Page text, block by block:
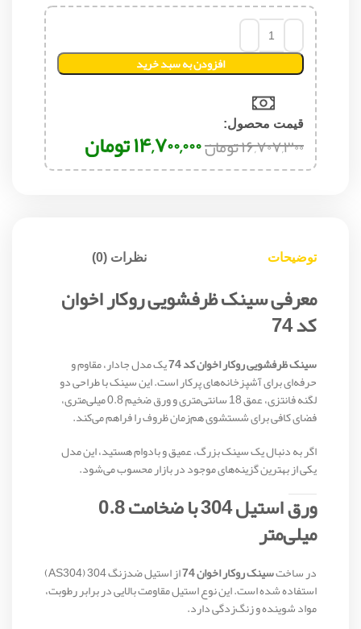
افزودن به سبد خرید
قیمت محصول:​
۱۶,۷۰۷,۳۰۰تومان۱۴,۷۰۰,۰۰۰تومان
توضیحات نظرات (0)
معرفی سینک ظرفشویی روکار اخوان
کد 74
سینک ظرفشویی روکار اخوان کد 74 یک مدل جادار، مقاوم و
حرفه‌ای برای آشپزخانه‌های پرکار است. این سینک با طراحی دو
لگنه فانتزی، عمق 18 سانتی‌متری و ورق ضخیم 0.8 میلی‌متری،
فضای کافی برای شستشوی هم‌زمان ظروف را فراهم می‌کند.
اگر به دنبال یک سینک بزرگ، عمیق و بادوام هستید، این مدل
یکی از بهترین گزینه‌های موجود در بازار محسوب می‌شود.
ورق استیل 304 با ضخامت 0.8
میلی‌متر
در ساختسینک روکار اخوان 74 از استیل ضدزنگ 304 (AS304)
استفاده شده است. این نوع استیل مقاومت بالایی در برابر رطوبت،
مواد شوینده و زنگ‌زدگی دارد.